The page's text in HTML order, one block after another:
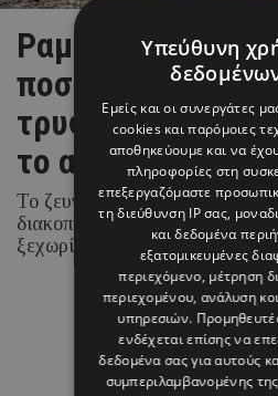
Ραμόνα &
ποστάλ» από το
τρυφερό
το απέραντο
Το ζευγάρι απολαμβάνει τις
διακοπές στα νησιά του
ξεχωρίζει για τα chic beach
07 ΑΥΓΟΥΣΤΟΥ
Μαρία
Υπεύθυνη
Εμείς και οι συνεργάτες
cookies και παρόμοιες
αποθηκεύουμε και να
πληροφορίες στη
επεξεργαζόμαστε
τη διεύθυνση IP σας,
και δεδομένα
εξατομικευμένες
περιεχόμενο, μέτρηση
περιεχομένου, ανάλυση
υπηρεσιών.
ενδέχεται επίσης να
δεδομένα σας για αυτούς
συμπεριλαμβανομένης